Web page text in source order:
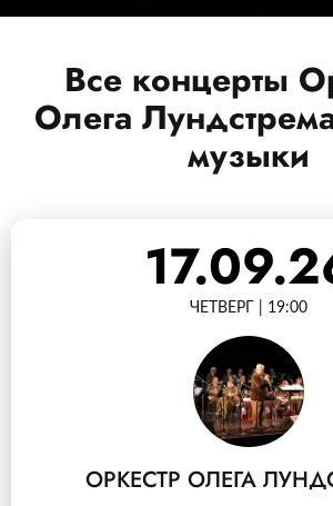
Все концерты
Олега
музыки
ЧЕТВЕРГ | 19:00
ОРКЕСТР ОЛЕГА